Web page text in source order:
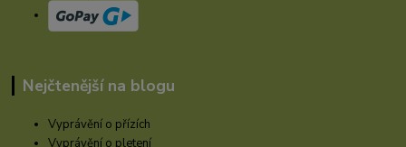
Nejčtenější na blogu
Vyprávění o přízích
Vyprávění o pletení